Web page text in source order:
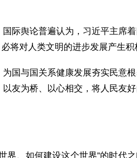
际舆论普遍认为，习近平主席
将对人类文明的进步发展产生积
国与国关系健康发展夯实民意
友为桥、以心相交，将人民友
界、如何建设这个世界”的时代